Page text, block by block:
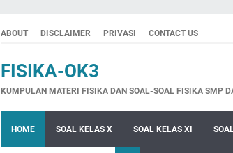
ABOUT DISCLAIMER PRIVASI CONTACT US
FISIKA-OK3
KUMPULAN MATERI FISIKA DAN SOAL-SOAL FISIKA SMP
HOME SOAL KELAS X SOAL KELAS XI